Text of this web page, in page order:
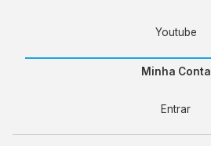
Youtube
Minha Conta
Entrar